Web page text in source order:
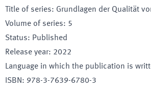
Title of series: Grundlagen der Qualität
Volume of series: 5
Status: Published
Release year: 2022
Language in which the publication is
ISBN: 978-3-7639-6780-3